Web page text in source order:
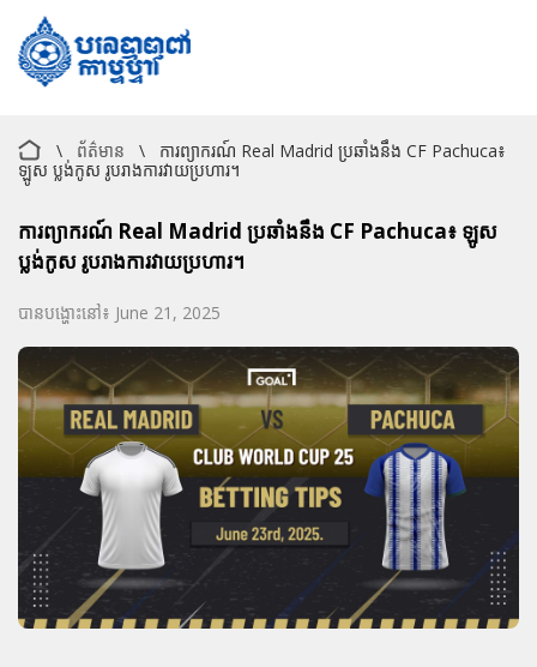
\ ព័ត៌មាន \
ការព្យាករណ៍ Real Madrid ប្រឆាំងនឹង CF Pachuca៖
ឡូស ប្លង់កូស រូបរាងការវាយប្រហារ។
ការព្យាករណ៍ Real Madrid ប្រឆាំងនឹង CF Pachuca៖ ឡូស
ប្លង់កូស រូបរាងការវាយប្រហារ។
បានបង្ហោះនៅ៖ June 21, 2025